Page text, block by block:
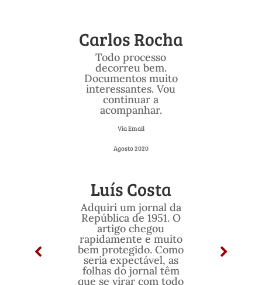
Carlos Rocha
Todo processo
decorreu bem.
Documentos muito
interessantes. Vou
continuar a
acompanhar.
Via Email
Agosto 2020
Luís Costa
Adquiri um jornal da
República de 1951. O
artigo chegou
rapidamente e muito
bem protegido. Como
seria expectável, as
folhas do jornal têm
que se virar com todo